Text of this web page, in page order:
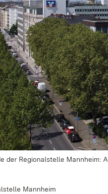
der Regionalstelle Mannheim:
Mannheim